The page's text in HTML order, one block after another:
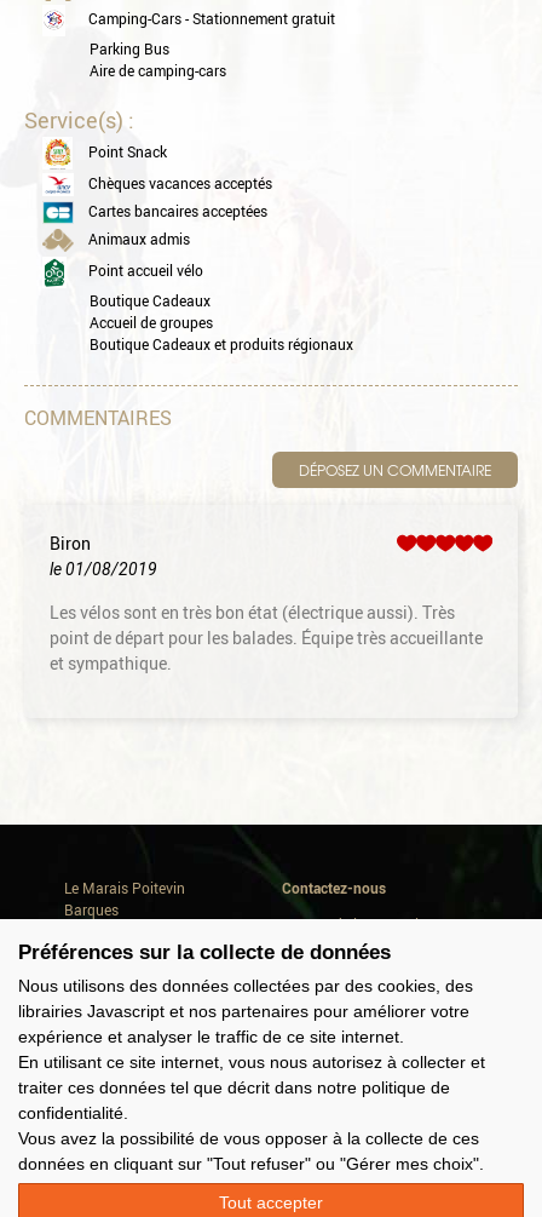
Camping-Cars - Stationnement gratuit
Parking Bus
Aire de camping-cars
Service(s) :
Point Snack
Chèques vacances acceptés
Cartes bancaires acceptées
Animaux admis
Point accueil vélo
Boutique Cadeaux
Accueil de groupes
Boutique Cadeaux et produits régionaux
COMMENTAIRES
DÉPOSEZ UN COMMENTAIRE
Biron
le 01/08/2019
Les vélos sont en très bon état (électrique aussi). Très
point de départ pour les balades. Équipe très accueillante
et sympathique.
Le Marais Poitevin
Barques
Où manger
Conseils de séjour
Quoi faire
Consommer local
Domaine Cardinaud
Offres groupes
Contactez-nous
Avenue de la Repentie
79460 Magné
Tél. +33(0) 5 49 35 90 47
info@marais-poitevin.com
Espace partenaire
Préférences sur la collecte de données
Nous utilisons des données collectées par des cookies, des
librairies Javascript et nos partenaires pour améliorer votre
expérience et analyser le traffic de ce site internet.
En utilisant ce site internet, vous nous autorisez à collecter et
traiter ces données tel que décrit dans notre politique de
confidentialité.
Vous avez la possibilité de vous opposer à la collecte de ces
données en cliquant sur "Tout refuser" ou "Gérer mes choix".
Tout accepter